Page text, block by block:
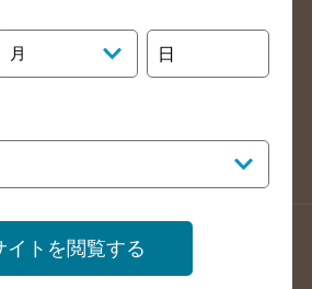
検索
福岡県のバー検索
検索
佐賀県のバー検索
内
店舗情報更新方法のご案内
載店舗様ログイン
月 日
イトを閲覧する